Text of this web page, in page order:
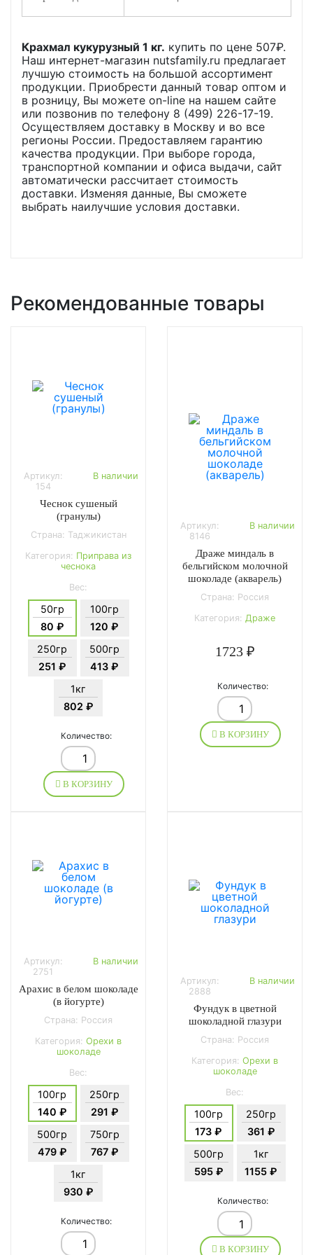
Крахмал кукурузный 1 кг. купить по цене 507₽.
Наш интернет-магазин nutsfamily.ru предлагает
лучшую стоимость на большой ассортимент
продукции. Приобрести данный товар оптом и
в розницу, Вы можете on-line на нашем сайте
или позвонив по телефону 8 (499) 226-17-19.
Осуществляем доставку в Москву и во все
регионы России. Предоставляем гарантию
качества продукции. При выборе города,
транспортной компании и офиса выдачи, сайт
автоматически рассчитает стоимость
доставки. Изменяя данные, Вы сможете
выбрать наилучшие условия доставки.
Рекомендованные товары
Артикул:
154
В наличии
Чеснок сушеный
(гранулы)
Страна: Таджикистан
Категория: Приправа из
чеснока
Вес:
50гр
80 ₽
100гр
120 ₽
250гр
251 ₽
500гр
413 ₽
1кг
802 ₽
Количество:
В КОРЗИНУ
Артикул:
8146
В наличии
Драже миндаль в
бельгийском молочной
шоколаде (акварель)
Страна: Россия
Категория: Драже
1723 ₽
Количество:
В КОРЗИНУ
Артикул:
2751
В наличии
Арахис в белом шоколаде
(в йогурте)
Страна: Россия
Категория: Орехи в
шоколаде
Вес:
100гр
140 ₽
250гр
291 ₽
500гр
479 ₽
750гр
767 ₽
1кг
930 ₽
Количество:
Артикул:
2888
В наличии
Фундук в цветной
шоколадной глазури
Страна: Россия
Категория: Орехи в
шоколаде
Вес:
100гр
173 ₽
250гр
361 ₽
500гр
595 ₽
1кг
1155 ₽
Количество:
В КОРЗИНУ